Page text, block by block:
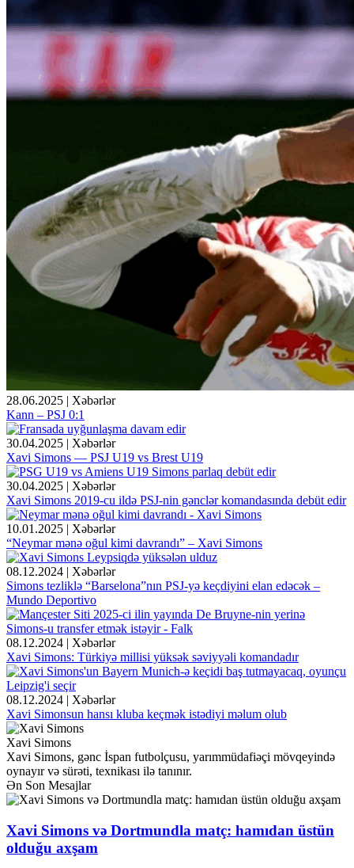
28.06.2025 | Xəbərlər
Kann – PSJ 0:1
30.04.2025 | Xəbərlər
Xavi Simons — PSJ U19 vs Brest U19
30.04.2025 | Xəbərlər
Xavi Simons 2019-cu ildə PSJ-nin gənclər komandasında debüt edir
10.01.2025 | Xəbərlər
“Neymar mənə oğul kimi davrandı” – Xavi Simons
08.12.2024 | Xəbərlər
Simons tezliklə “Barselona”nın PSJ-yə keçdiyini elan edəcək –
Mundo Deportivo
08.12.2024 | Xəbərlər
Xavi Simons: Türkiyə millisi yüksək səviyyəli komandadır
08.12.2024 | Xəbərlər
Xavi Simonsun hansı kluba keçmək istədiyi məlum olub
Xavi Simons
Xavi Simons, gənc İspan futbolçusu, yarımmüdafiəçi mövqeyində
oynayır və sürəti, texnikası ilə tanınır.
Ən Son Mesajlar
Xavi Simons və Dortmundla matç: hamıdan üstün
olduğu axşam